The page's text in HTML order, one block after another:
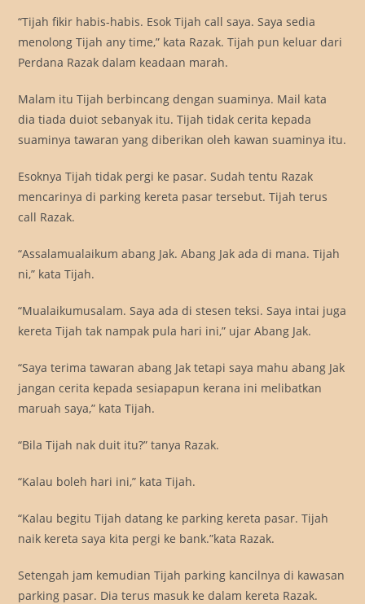
“Tijah fikir habis-habis. Esok Tijah call saya. Saya sedia
menolong Tijah any time,” kata Razak. Tijah pun keluar dari
Perdana Razak dalam keadaan marah.
Malam itu Tijah berbincang dengan suaminya. Mail kata
dia tiada duiot sebanyak itu. Tijah tidak cerita kepada
suaminya tawaran yang diberikan oleh kawan suaminya itu.
Esoknya Tijah tidak pergi ke pasar. Sudah tentu Razak
mencarinya di parking kereta pasar tersebut. Tijah terus
call Razak.
“Assalamualaikum abang Jak. Abang Jak ada di mana. Tijah
ni,” kata Tijah.
“Mualaikumusalam. Saya ada di stesen teksi. Saya intai juga
kereta Tijah tak nampak pula hari ini,” ujar Abang Jak.
“Saya terima tawaran abang Jak tetapi saya mahu abang Jak
jangan cerita kepada sesiapapun kerana ini melibatkan
maruah saya,” kata Tijah.
“Bila Tijah nak duit itu?” tanya Razak.
“Kalau boleh hari ini,” kata Tijah.
“Kalau begitu Tijah datang ke parking kereta pasar. Tijah
naik kereta saya kita pergi ke bank.”kata Razak.
Setengah jam kemudian Tijah parking kancilnya di kawasan
parking pasar. Dia terus masuk ke dalam kereta Razak.